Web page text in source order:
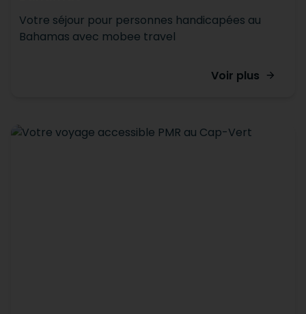
Votre séjour pour personnes handicapées au
Bahamas avec mobee travel
Voir plus